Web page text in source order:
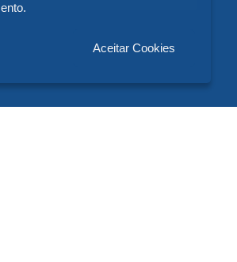
Aceitar Cookies